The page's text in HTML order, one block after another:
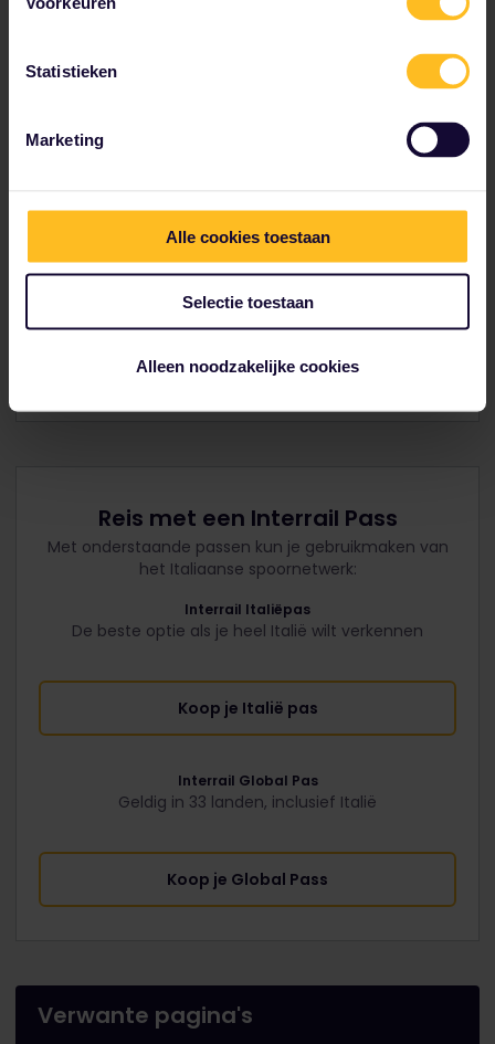
Statistieken
Marketing
Alle cookies toestaan
Selectie toestaan
Alleen noodzakelijke cookies
Ontdek heel Italië
Ontdek de schoonheid van Rome, Firenze en Venetië.
Zoek bezienswaardigheden in Italië
Reis met een Interrail Pass
Met onderstaande passen kun je gebruikmaken van
het Italiaanse spoornetwerk:
Interrail Italiëpas
De beste optie als je heel Italië wilt verkennen
Koop je Italië pas
Interrail Global Pas
Geldig in 33 landen, inclusief Italië
Koop je Global Pass
Verwante pagina's